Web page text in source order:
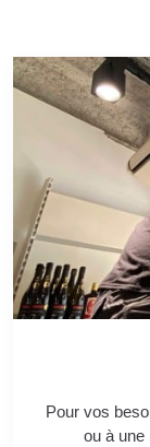
Pour vos
ou à une